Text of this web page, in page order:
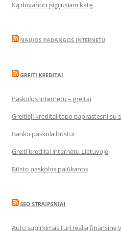
Ką dovanoti įsigijusiam katę
NAUJOS PADANGOS INTERNETU
GREITI KREDITAI
Paskolos internetu – greitai
Greitieji kreditai tapo paprastesni su
Banko paskola būstui
Greiti kreditai internetu Lietuvoje
Būsto paskolos palūkanos
SEO STRAIPSNIAI
Auto supirkimas turi realią finansinę